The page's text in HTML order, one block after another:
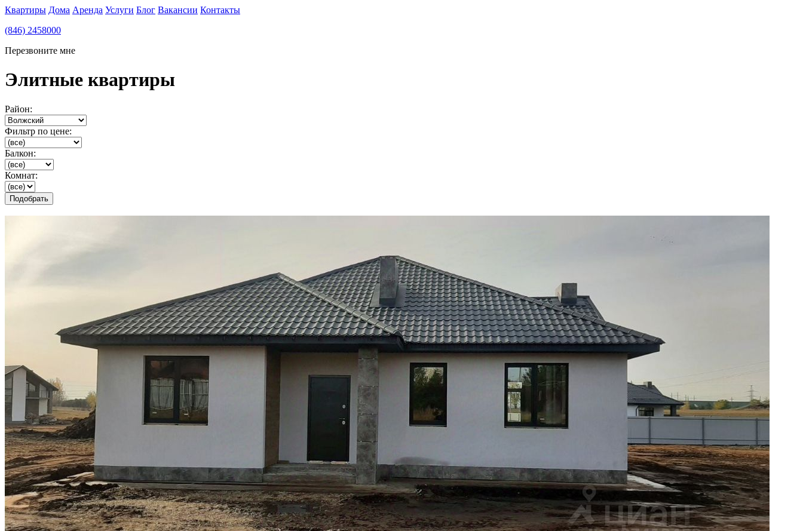
Квартиры Дома Аренда Услуги Блог Вакансии Контакты
(846) 2458000
Перезвоните мне
Элитные квартиры
Район:
Фильтр по цене:
Балкон:
Комнат: